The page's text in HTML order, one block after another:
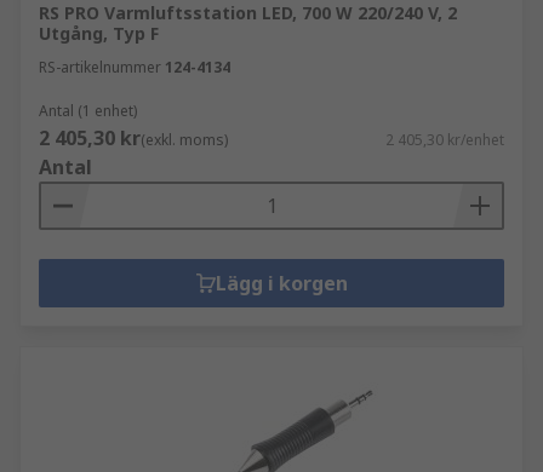
RS PRO Varmluftsstation LED, 700 W 220/240 V, 2
Utgång, Typ F
RS-artikelnummer 124-4134
Antal (1 enhet)
2 405,30 kr(exkl. moms) 2 405,30 kr/enhet
Antal
Lägg i korgen